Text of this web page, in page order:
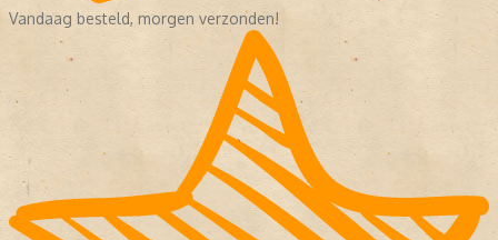
Vandaag besteld, morgen verzonden!